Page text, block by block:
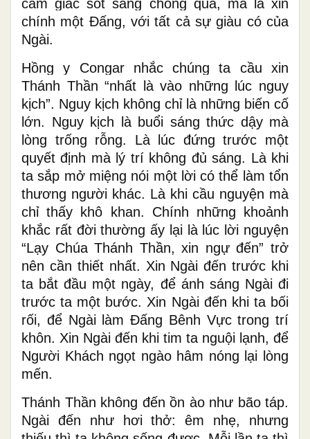
cảm giác sốt sắng chóng qua, mà là xin
chính một Đấng, với tất cả sự giàu có của
Ngài.
Hồng y Congar nhắc chúng ta cầu xin
Thánh Thần “nhất là vào những lúc nguy
kịch”. Nguy kịch không chỉ là những biến cố
lớn. Nguy kịch là buổi sáng thức dậy mà
lòng trống rỗng. Là lúc đứng trước một
quyết định mà lý trí không đủ sáng. Là khi
ta sắp mở miệng nói một lời có thể làm tổn
thương người khác. Là khi cầu nguyện mà
chỉ thấy khô khan. Chính những khoảnh
khắc rất đời thường ấy lại là lúc lời nguyện
“Lạy Chúa Thánh Thần, xin ngự đến” trở
nên cần thiết nhất. Xin Ngài đến trước khi
ta bắt đầu một ngày, để ánh sáng Ngài đi
trước ta một bước. Xin Ngài đến khi ta bối
rối, để Ngài làm Đấng Bênh Vực trong trí
khôn. Xin Ngài đến khi tim ta nguội lạnh, để
Người Khách ngọt ngào hâm nóng lại lòng
mến.
Thánh Thần không đến ồn ào như bão táp.
Ngài đến như hơi thở: êm nhẹ, nhưng